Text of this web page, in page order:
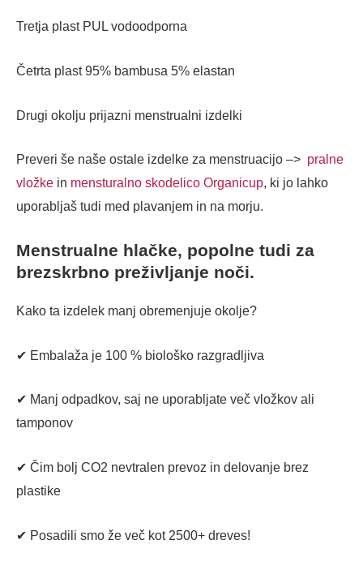
Tretja plast PUL vodoodporna
Četrta plast 95% bambusa 5% elastan
Drugi okolju prijazni menstrualni izdelki
Preveri še naše ostale izdelke za menstruacijo –> pralne
vložke in mensturalno skodelico Organicup, ki jo lahko
uporabljaš tudi med plavanjem in na morju.
Menstrualne hlačke, popolne tudi za
brezskrbno preživljanje noči.
Kako ta izdelek manj obremenjuje okolje?
✔ Embalaža je 100 % biološko razgradljiva
✔ Manj odpadkov, saj ne uporabljate več vložkov ali
tamponov
✔ Čim bolj CO2 nevtralen prevoz in delovanje brez
plastike
✔ Posadili smo že več kot 2500+ dreves!